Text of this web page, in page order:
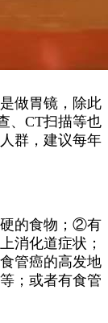
做胃镜，除此
、CT扫描等也
群，建议每年
的食物；②有
消化道症状；
管癌的高发地
；或者有食管